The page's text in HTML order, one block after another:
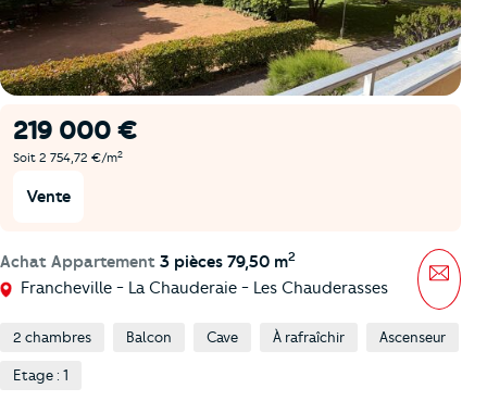
219 000 €
Soit 2 754,72 €/m2
Vente
Achat Appartement 3 pièces 79,50 m2
Francheville - La Chauderaie - Les Chauderasses
2 chambres Balcon Cave À rafraîchir Ascenseur
Etage : 1